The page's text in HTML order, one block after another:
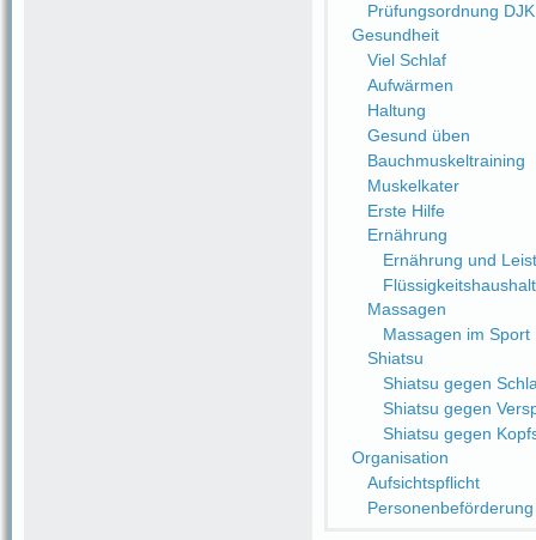
Prüfungsordnung
Gesundheit
Viel Schlaf
Aufwärmen
Haltung
Gesund üben
Bauchmuskeltraining
Muskelkater
Erste Hilfe
Ernährung
Ernährung und
Flüssigkeitshaushalt
Massagen
Massagen im Sport
Shiatsu
Shiatsu gegen
Shiatsu gegen
Shiatsu gegen
Organisation
Aufsichtspflicht
Personenbeförderung